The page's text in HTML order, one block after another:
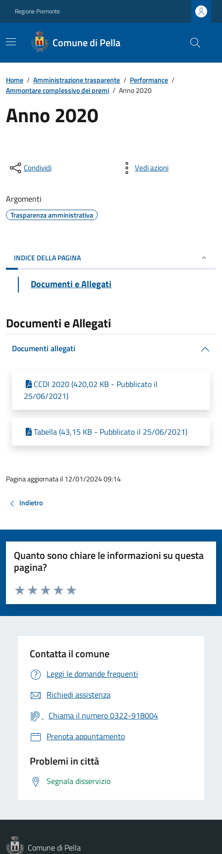
Regione Piemonte
Comune di Pella
Home / Amministrazione trasparente / Performance /
Ammontare complessivo dei premi / Anno 2020
Anno 2020
Condividi Vedi azioni
Argomenti
Trasparenza amministrativa
INDICE DELLA PAGINA
Documenti e Allegati
Documenti e Allegati
Documenti allegati
CCDI 2020 (420,02 KB - Pubblicato il
25/06/2021)
Tabella (43,15 KB - Pubblicato il 25/06/2021)
Pagina aggiornata il 12/01/2024 09:14
Indietro
Quanto sono chiare le informazioni su questa
pagina?
Valuta da 1 a 5 stelle la pagina
Valuta 5 stelle su 5
Valuta 4 stelle su 5
Valuta 3 stelle su 5
Valuta 2 stelle su 5
Valuta 1 stelle su 5
Contatta il comune
Leggi le domande frequenti
Richiedi assistenza
Chiama il numero 0322-918004
Prenota appuntamento
Problemi in città
Segnala disservizio
Comune di Pella